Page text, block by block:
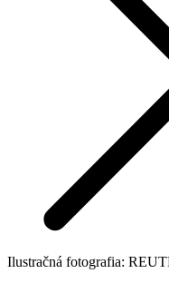
Ilustračná fotografia: